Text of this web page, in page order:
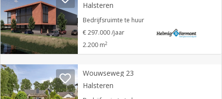
Halsteren
Bedrijfsruimte te huur
€ 297.000 /jaar
2.200 m2
Wouwseweg 23
Halsteren